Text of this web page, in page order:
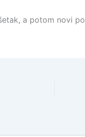
a potom novi